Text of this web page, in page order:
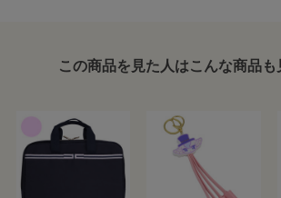
この商品を見た人はこんな商品も